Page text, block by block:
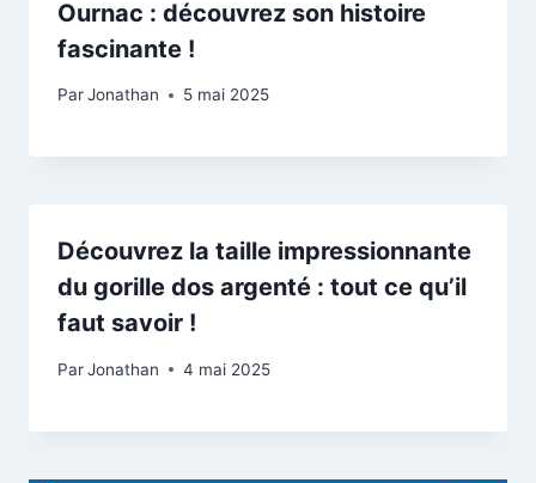
Ournac : découvrez son histoire
fascinante !
ParJonathan 5 mai 2025
Découvrez la taille impressionnante
du gorille dos argenté : tout ce qu’il
faut savoir !
ParJonathan 4 mai 2025